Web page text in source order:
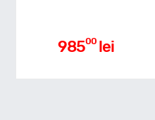
98500 lei